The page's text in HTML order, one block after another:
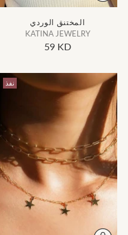
المختنق الوردي
KATINA JEWELRY
59 KD
نفذ